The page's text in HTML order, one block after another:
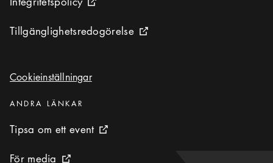
Extern ikon
Tillgänglighetsredogörelse
Tillgänglighetsredogörelse Extern ikon
Cookieinställningar
Cookieinställningar
Kategorier :
ANDRA LÄNKAR
Tipsa om ett event
Tipsa om ett event Extern ikon
För media
För media